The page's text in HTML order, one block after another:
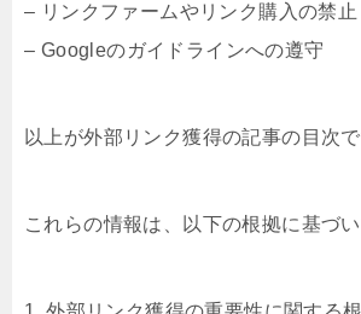
– リンクファームやリンク購入の禁止
– Googleのガイドラインへの遵守
以上が外部リンク獲得の記事の目次で
これらの情報は、以下の根拠に基づい